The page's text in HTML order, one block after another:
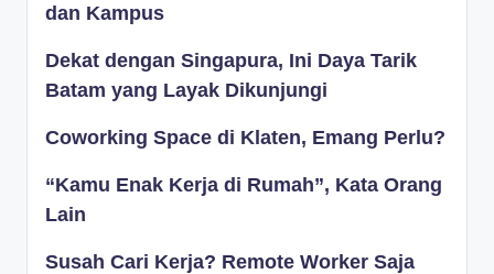
dan Kampus
Dekat dengan Singapura, Ini Daya Tarik
Batam yang Layak Dikunjungi
Coworking Space di Klaten, Emang Perlu?
“Kamu Enak Kerja di Rumah”, Kata Orang
Lain
Susah Cari Kerja? Remote Worker Saja